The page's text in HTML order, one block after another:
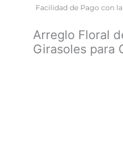
Facilidad de Pago con
Arreglo Floral
Girasoles para